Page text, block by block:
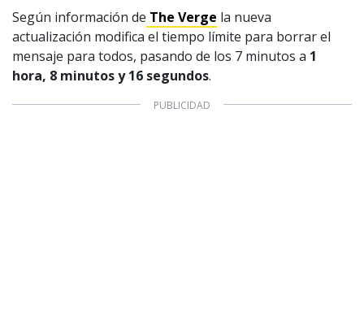
Según información de The Verge la nueva
actualización modifica el tiempo límite para borrar el
mensaje para todos, pasando de los 7 minutos a 1
hora, 8 minutos y 16 segundos.